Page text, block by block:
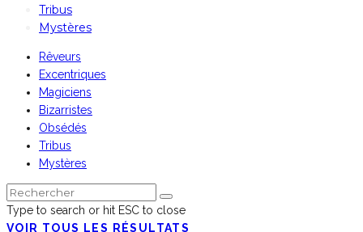
Tribus
Mystères
Rêveurs
Excentriques
Magiciens
Bizarristes
Obsédés
Tribus
Mystères
Type to search or hit ESC to close
VOIR TOUS LES RÉSULTATS